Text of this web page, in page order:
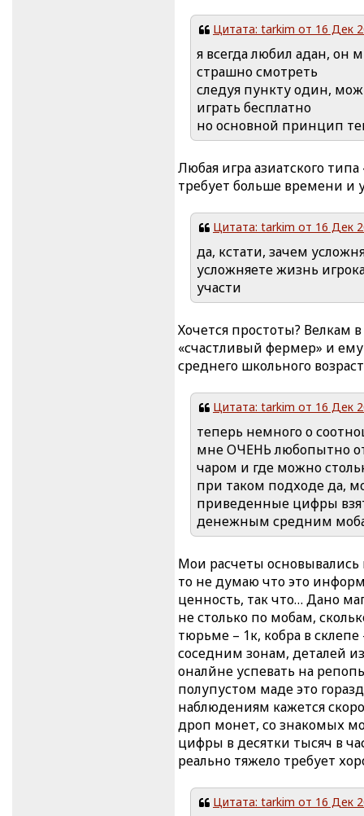
Цитата: tarkim от 16 Дек
я всегда любил адан, он
страшно смотреть
следуя пункту один,
играть бесплатно
но основной принцип
Любая игра азиатского
требует больше времени и
Цитата: tarkim от 16 Дек
да, кстати, зачем
усложняете жизнь
участи
Хочется простоты? Велкам
«счастливый фермер» и
среднего школьного
Цитата: tarkim от 16 Дек
теперь немного о
мне ОЧЕНЬ любопытно
чаром и где можно
при таком подходе да,
приведенные цифры
денежным средним
Мои расчеты основывались
то не думаю что это
ценность, так что… Дано
не столько по мобам,
тюрьме – 1к, кобра в
соседним зонам, деталей
оналйне успевать на
полупустом маде это
наблюдениям кажется
дроп монет, со знакомых
цифры в десятки тысяч в
реально тяжело требует
Цитата: tarkim от 16 Дек